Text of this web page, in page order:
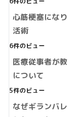
心筋梗塞にな
活術
6件のビュー
医療従事者が
について
5件のビュー
なぜギランバ